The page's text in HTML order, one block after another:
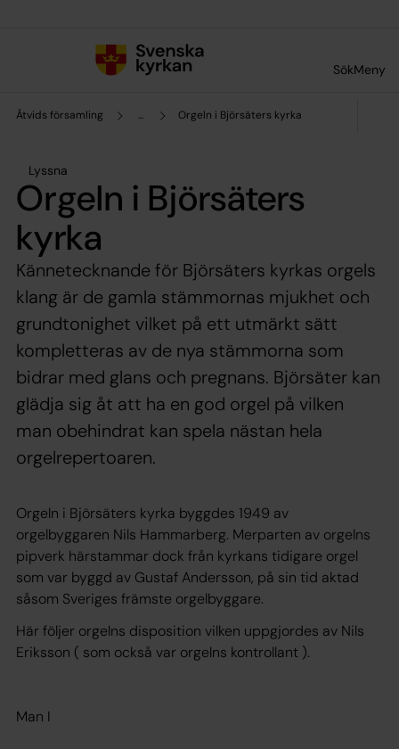
SökMeny
Åtvids församling ... Orgeln i Björsäters kyrka
Lyssna
Orgeln i Björsäters
kyrka
Kännetecknande för Björsäters kyrkas orgels
klang är de gamla stämmornas mjukhet och
grundtonighet vilket på ett utmärkt sätt
kompletteras av de nya stämmorna som
bidrar med glans och pregnans. Björsäter kan
glädja sig åt att ha en god orgel på vilken
man obehindrat kan spela nästan hela
orgelrepertoaren.
Orgeln i Björsäters kyrka byggdes 1949 av
orgelbyggaren Nils Hammarberg. Merparten av orgelns
pipverk härstammar dock från kyrkans tidigare orgel
som var byggd av Gustaf Andersson, på sin tid aktad
såsom Sveriges främste orgelbyggare.
Här följer orgelns disposition vilken uppgjordes av Nils
Eriksson ( som också var orgelns kontrollant ).
Man I